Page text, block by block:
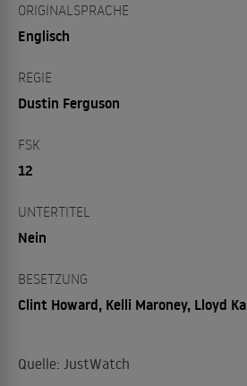
ORIGINALSPRACHE
Englisch
REGIE
Dustin Ferguson
FSK
12
UNTERTITEL
Nein
BESETZUNG
Clint Howard, Kelli Maroney, Lloyd
Quelle: JustWatch